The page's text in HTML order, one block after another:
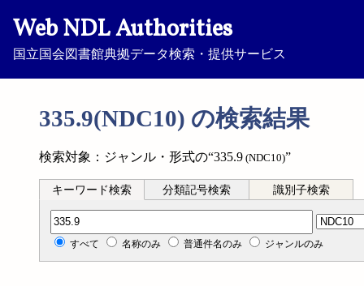
Web NDL Authorities
国立国会図書館典拠データ検索・提供サービス
335.9(NDC10) の検索結果
検索対象：ジャンル・形式の“335.9 (NDC10)”
キーワード検索 分類記号検索 識別子検索
分類記号検索
すべて 名称のみ 普通件名のみ ジャンルのみ